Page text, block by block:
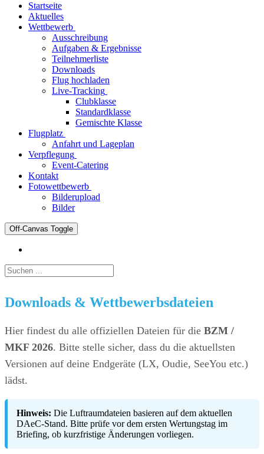
Startseite
Aktuelles
Wettbewerb
Ausschreibung
Aufgaben & Ergebnisse
Teilnehmerliste
Downloads
Flug hochladen
Live-Tracking
Clubklasse
Standardklasse
Gemischte Klasse
Flugplatz
Anfahrt und Lageplan
Verpflegung
Event-Catering
Kontakt
Fotowettbewerb
Bilderupload
Bilder
Off-Canvas Toggle
Downloads & Wettbewerbsdateien
Hier findest du alle offiziellen Dateien für die BZM /
MKF 2026. Bitte stelle sicher, dass du die aktuellsten
Versionen auf deine Endgeräte (LX, Oudie, SeeYou etc.)
lädst.
Hinweis: Die Luftraumdateien basieren auf dem aktuellen
DAeC-Stand. Bitte prüfe vor dem ersten Wertungstag im
Briefing, ob kurzfristige Änderungen vorliegen.